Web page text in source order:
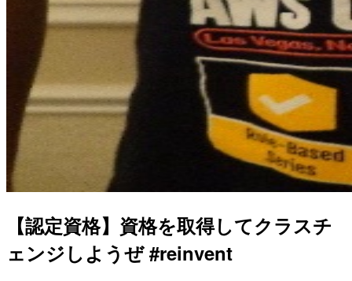
【認定資格】資格を取得してクラスチ
ェンジしようぜ #reinvent